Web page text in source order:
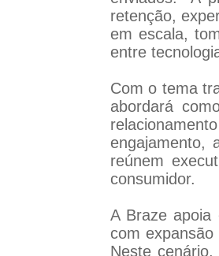
retenção,
em escala,
entre
Com o tema
abordará
engajamento,
reúnem
consumidor.
A Braze apoia
com
Neste